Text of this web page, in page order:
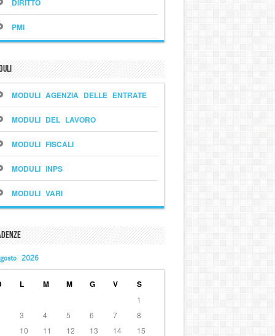
DIRITTO
PMI
MODULI AGENZIA DELLE ENTRATE
MODULI DEL LAVORO
MODULI FISCALI
MODULI INPS
MODULI VARI
2026
L M M G V S
1
3 4 5 6 7
8
10 11 12 13 14
15